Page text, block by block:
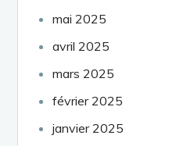
mai 2025
avril 2025
mars 2025
février 2025
janvier 2025